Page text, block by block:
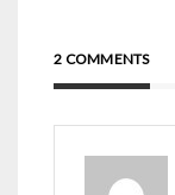
2 COMMENTS